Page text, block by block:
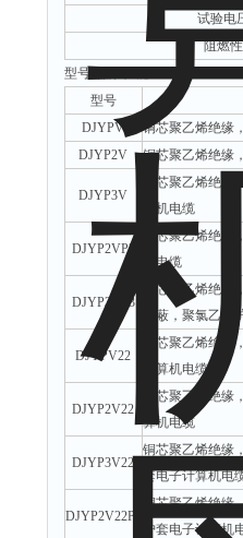
试验电
阻燃性
型号/名称/性能
型号
DJYPV
铜芯聚乙烯绝缘
DJYP2V
铜芯聚乙烯绝缘
DJYP3V
铜芯聚乙烯绝
算机电缆
DJYP2VP2
铜芯聚乙烯绝
机电缆
DJYP3VP3
铜芯聚乙烯绝
屏蔽，聚氯乙烯
DJYPV22
铜芯聚乙烯绝
计算机电缆
DJYP2V22
铜芯聚乙烯绝
算机电缆
DJYP3V22
铜芯聚乙烯绝缘
套电子计算机电
DJYP2V22P2
铜芯聚乙烯绝
护套电子计算机